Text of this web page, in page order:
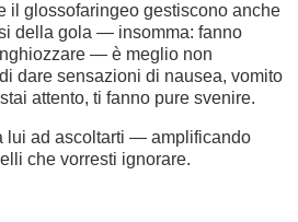
il glossofaringeo gestiscono anche
della gola — insomma: fanno
— è meglio non
dare sensazioni di nausea, vomito
attento, ti fanno pure svenire.
lui ad ascoltarti — amplificando
che vorresti ignorare.